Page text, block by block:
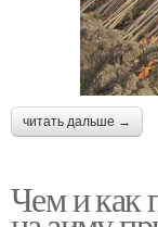
читать дальше →
Чем и как